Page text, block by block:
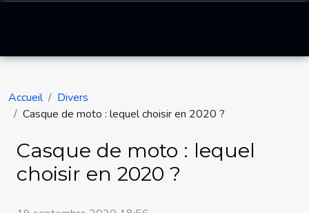
Accueil
Divers
Casque de moto : lequel choisir en 2020 ?
Casque de moto : lequel
choisir en 2020 ?